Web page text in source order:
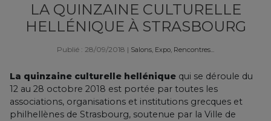
LA QUINZAINE CULTURELLE
HELLÉNIQUE À STRASBOURG
Publié : 28/09/2018 | Salons, Expo, Rencontres...
La quinzaine culturelle hellénique qui se déroule du
12 au 28 octobre 2018 est portée par toutes les
associations, organisations et institutions grecques et
philhellènes de Strasbourg, soutenue par la Ville de